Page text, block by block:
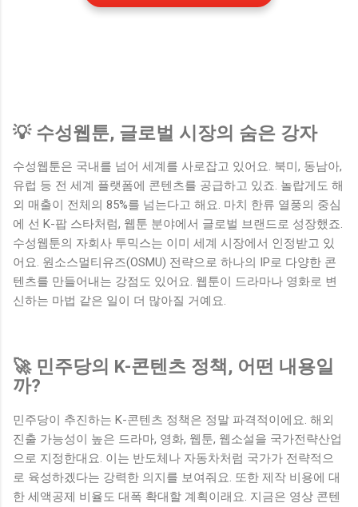
💡 수성웹툰, 글로벌 시장의 숨은 강자
수성웹툰은 국내를 넘어 세계를 사로잡고 있어요. 북미, 동남아,
유럽 등 전 세계 플랫폼에 콘텐츠를 공급하고 있죠. 놀랍게도 해
외 매출이 전체의 85%를 넘는다고 해요. 마치 한류 열풍의 중심
에 선 K-팝 스타처럼, 웹툰 분야에서 글로벌 브랜드로 성장했죠.
수성웹툰의 자회사 투믹스는 이미 세계 시장에서 인정받고 있
어요. 원소스멀티유즈(OSMU) 전략으로 하나의 IP로 다양한 콘
텐츠를 만들어내는 강점도 있어요. 웹툰이 드라마나 영화로 변
신하는 마법 같은 일이 더 많아질 거예요.
🚀 민주당의 K-콘텐츠 정책, 어떤 내용일
까?
민주당이 추진하는 K-콘텐츠 정책은 정말 파격적이에요. 해외
진출 가능성이 높은 드라마, 영화, 웹툰, 웹소설을 국가전략산업
으로 지정한대요. 이는 반도체나 자동차처럼 국가가 전략적으
로 육성하겠다는 강력한 의지를 보여줘요. 또한 제작 비용에 대
한 세액공제 비율도 대폭 확대할 계획이래요. 지금은 영상 콘텐